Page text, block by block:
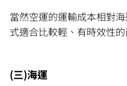
當然空運的運輸成本相對
式適合比較輕、有時效性
(三)海運